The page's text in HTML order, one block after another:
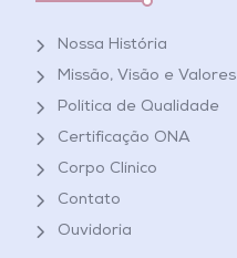
Nossa História
Missão, Visão e Valores
Política de Qualidade
Certificação ONA
Corpo Clínico
Contato
Ouvidoria